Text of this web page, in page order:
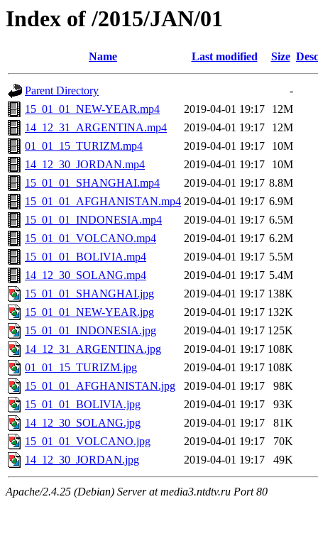
Index of /2015/JAN/01
Name Last modified Size
Parent Directory
-
15_01_01_NEW-YEAR.mp4
2019-04-01 19:17
12M
14_12_31_ARGENTINA.mp4
2019-04-01 19:17
12M
01_01_15_TURIZM.mp4
2019-04-01 19:17
10M
14_12_30_JORDAN.mp4
2019-04-01 19:17
10M
15_01_01_SHANGHAI.mp4
2019-04-01 19:17 8.8M
15_01_01_AFGHANISTAN.mp4 2019-04-01 19:17 6.9M
15_01_01_INDONESIA.mp4
2019-04-01 19:17 6.5M
15_01_01_VOLCANO.mp4
2019-04-01 19:17 6.2M
15_01_01_BOLIVIA.mp4
2019-04-01 19:17 5.5M
14_12_30_SOLANG.mp4
2019-04-01 19:17 5.4M
15_01_01_SHANGHAI.jpg
2019-04-01 19:17 138K
15_01_01_NEW-YEAR.jpg
2019-04-01 19:17 132K
15_01_01_INDONESIA.jpg
2019-04-01 19:17 125K
14_12_31_ARGENTINA.jpg
2019-04-01 19:17 108K
01_01_15_TURIZM.jpg
2019-04-01 19:17 108K
15_01_01_AFGHANISTAN.jpg
2019-04-01 19:17
98K
15_01_01_BOLIVIA.jpg
2019-04-01 19:17
93K
14_12_30_SOLANG.jpg
2019-04-01 19:17
81K
15_01_01_VOLCANO.jpg
2019-04-01 19:17
70K
14_12_30_JORDAN.jpg
2019-04-01 19:17 49K
Apache/2.4.25 (Debian) Server at media3.ntdtv.ru Port 80